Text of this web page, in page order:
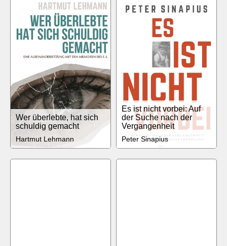
Wer überlebte, hat sich
schuldig gemacht
Hartmut Lehmann
Es ist nicht vorbei: Auf
der Suche nach der
Vergangenheit
Peter Sinapius